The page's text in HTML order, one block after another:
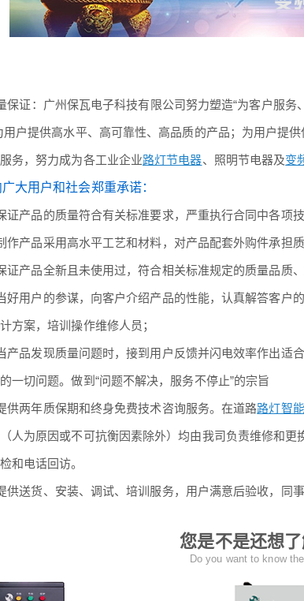
证：广州保瓦电子科技有限公司努力塑造“为客户服务
用户提供高水平、高可靠性、高品质的产品；为用户提
务，努力成为各工业企业路灯节电器、照明节电器及变
大用户和社会郑重承诺：
产品的质量符合有关标准要求，严重执行合同中各项技
产品采用高水平工艺和材料，对产品配套外购件承担质
产品全新且未使用过，符合相关标准规定的质量品质
用户的参谋，向客户介绍产品的性能，认真解答客户
方案，培训操作维修人员；
品发现质量问题时，接到用户反馈并闪电效率作出适
一切问题。做到“问题不解决，服务不停止”的宗旨
两年质保期和终身免费技术咨询服务。在道路路灯智
人为原因或不可抗衡因素除外）均由我司负责维修和
和电话回访。
送货、安装、调试、培训服务，用户满意后验收，同
您是不是还想了
Do you want to know